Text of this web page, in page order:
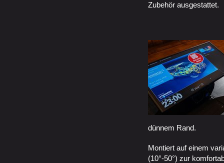
Zubehör ausgestattet.
dünnem Rand.
Montiert auf einem
(10°-50°) zur